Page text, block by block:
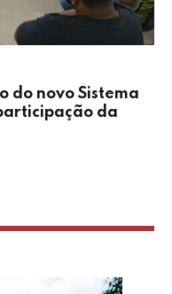
do novo Sistema
da